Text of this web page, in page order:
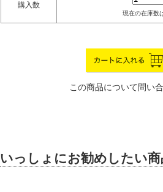
購入数
現在の在庫数
この商品について問い
いっしょにお勧めしたい商